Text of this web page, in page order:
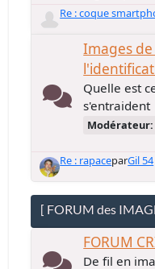
Re : coque
Images
Quelle est
s'entraident
Re : rapaceparGil 54
[ FORUM des
FORUM
De fil en